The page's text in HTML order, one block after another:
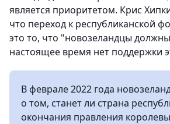
является приоритетом. Крис
что переход к республиканской
это то, что "новозеландцы
настоящее время нет поддержки
В феврале 2022 года
о том, станет ли страна
окончания правления